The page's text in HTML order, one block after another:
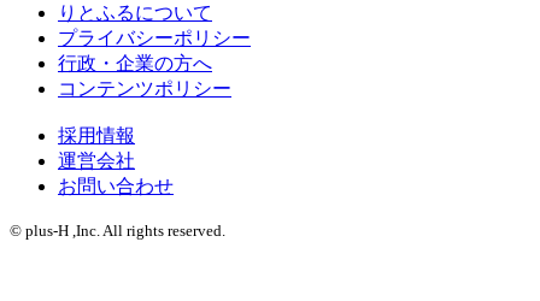
りとふるについて
プライバシーポリシー
行政・企業の方へ
コンテンツポリシー
採用情報
運営会社
お問い合わせ
© plus-H ,Inc. All rights reserved.